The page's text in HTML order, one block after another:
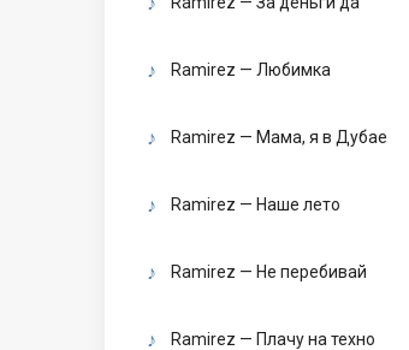
Ramirez — Любимка
Ramirez — Мама, я в Дубае
Ramirez — Наше лето
Ramirez — Не перебивай
Ramirez — Плачу на техно